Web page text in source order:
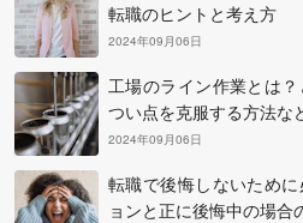
転職のヒントと考え方
2024年09月06日
工場のライン作業とは
つい点を克服する方法な
2024年09月06日
転職で後悔しないため
ョンと正に後悔中の場合